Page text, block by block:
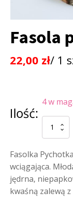
Fasola
22,00 zł/ 1
Ilość:
4 w
ilość
Fasolka
wciągająca.
jędrna,
kwaśną zalewą